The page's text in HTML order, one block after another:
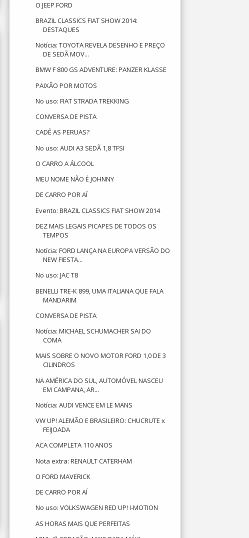
O JEEP FORD
BRAZIL CLASSICS FIAT SHOW 2014:
DESTAQUES
Notícia: TOYOTA REVELA DESENHO E PREÇO
DE SEDÃ MOV...
BMW F 800 GS ADVENTURE: PANZER KLASSE
PAIXÃO POR MOTOS
No uso: FIAT STRADA TREKKING
CONVERSA DE PISTA
CADÊ AS PERUAS?
No uso: AUDI A3 SEDÃ 1,8 TFSI
O CARRO A ÁLCOOL
MEU NOME NÃO É JOHNNY
DE CARRO POR AÍ
Evento: BRAZIL CLASSICS FIAT SHOW 2014
DEZ MAIS LEGAIS PICAPES DE TODOS OS
TEMPOS
Notícia: FORD LANÇA NA EUROPA VERSÃO DO
NEW FIESTA...
No uso: JAC T8
BENELLI TRE-K 899, UMA ITALIANA QUE FALA
MANDARIM
CONVERSA DE PISTA
Notícia: MICHAEL SCHUMACHER SAI DO
COMA
MAIS SOBRE O NOVO MOTOR FORD 1,0 DE 3
CILINDROS
NA AMÉRICA DO SUL, AUTOMÓVEL NASCEU
EM CAMPANA, AR...
Notícia: AUDI VENCE EM LE MANS
VW UP! ALEMÃO E BRASILEIRO: CHUCRUTE x
FEIJOADA
ACA COMPLETA 110 ANOS
Nota extra: RENAULT CATERHAM
O FORD MAVERICK
DE CARRO POR AÍ
No uso: VOLKSWAGEN RED UP! I-MOTION
AS HORAS MAIS QUE PERFEITAS